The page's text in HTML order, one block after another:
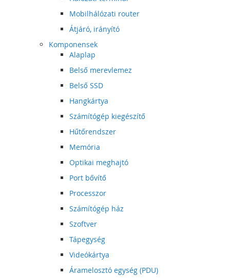
Mobilhálózati router
Átjáró, irányító
Komponensek
Alaplap
Belső merevlemez
Belső SSD
Hangkártya
Számítógép kiegészítő
Hűtőrendszer
Memória
Optikai meghajtó
Port bővítő
Processzor
Számítógép ház
Szoftver
Tápegység
Videókártya
Áramelosztó egység (PDU)